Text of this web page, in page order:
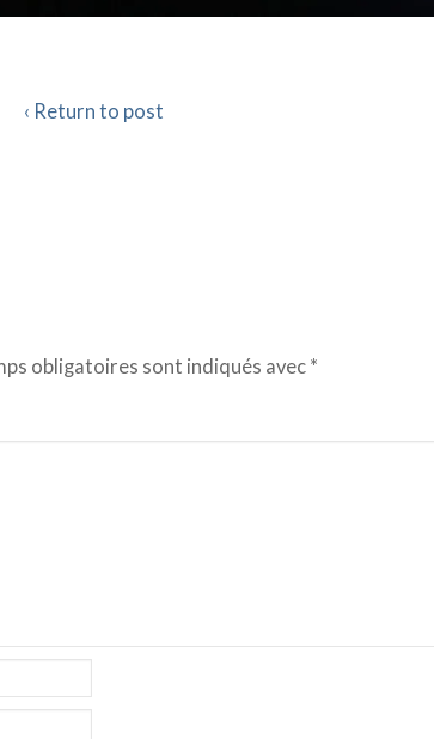
‹ Return to post
obligatoires sont indiqués avec *